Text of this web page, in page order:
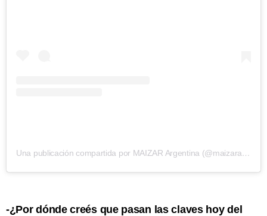
Una publicación compartida por MAIZAR Argentina (@maizararg)
-¿Por dónde creés que pasan las claves hoy del